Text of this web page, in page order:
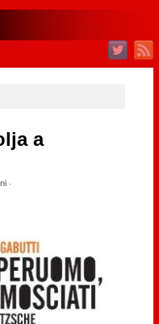
a
·